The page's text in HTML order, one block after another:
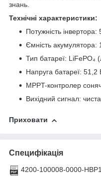
знань.
Технічні характеристики:
Потужність інвертора:
Ємність акумулятора:
Тип батареї: LiFePO₄
Напруга батареї: 51,2
MPPT-контролер
Вихідний сигнал:
Приховати
Специфікація
4200-100008-0000-